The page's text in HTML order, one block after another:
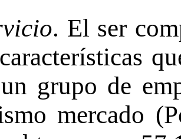
. El ser
grupo de
mercado